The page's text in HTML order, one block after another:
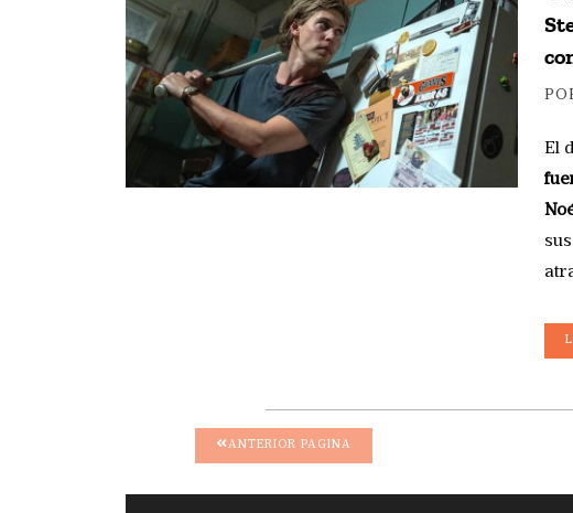
El
ANTERIOR PAGINA